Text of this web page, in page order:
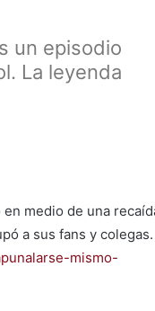
un episodio
La leyenda
medio de una
a sus fans y colegas.
mismo-